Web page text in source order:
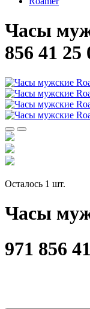
Часы
856 41 25
Осталось 1 шт.
Часы
971 856